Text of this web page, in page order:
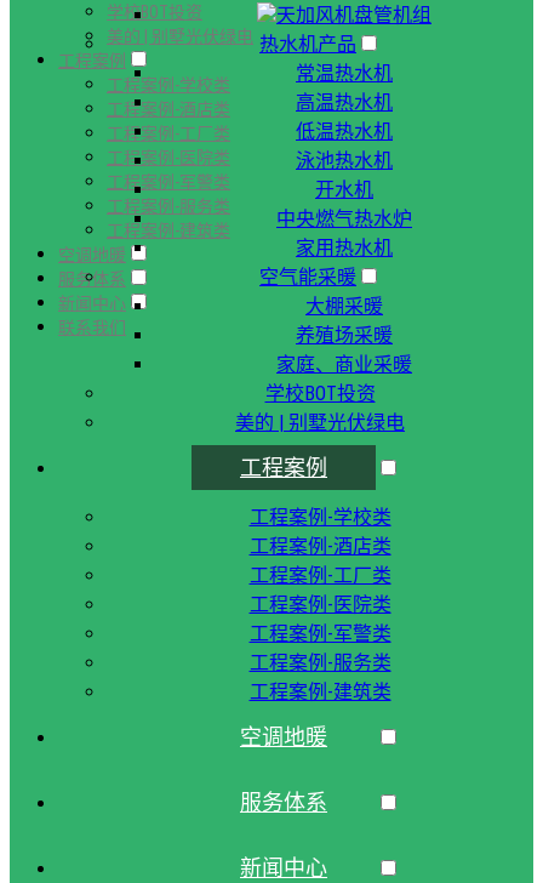
学校BOT投资
美的 | 别墅光伏绿电
工程案例
工程案例-学校类
工程案例-酒店类
工程案例-工厂类
工程案例-医院类
工程案例-军警类
工程案例-服务类
工程案例-建筑类
空调地暖
服务体系
新闻中心
联系我们
天加风机盘管机组
热水机产品
常温热水机
高温热水机
低温热水机
泳池热水机
开水机
中央燃气热水炉
家用热水机
空气能采暖
大棚采暖
养殖场采暖
家庭、商业采暖
学校BOT投资
美的 | 别墅光伏绿电
工程案例
工程案例-学校类
工程案例-酒店类
工程案例-工厂类
工程案例-医院类
工程案例-军警类
工程案例-服务类
工程案例-建筑类
空调地暖
服务体系
新闻中心